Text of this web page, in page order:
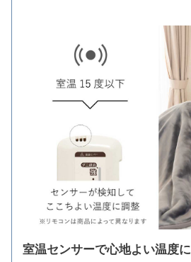
室温センサーで心地よい温度に